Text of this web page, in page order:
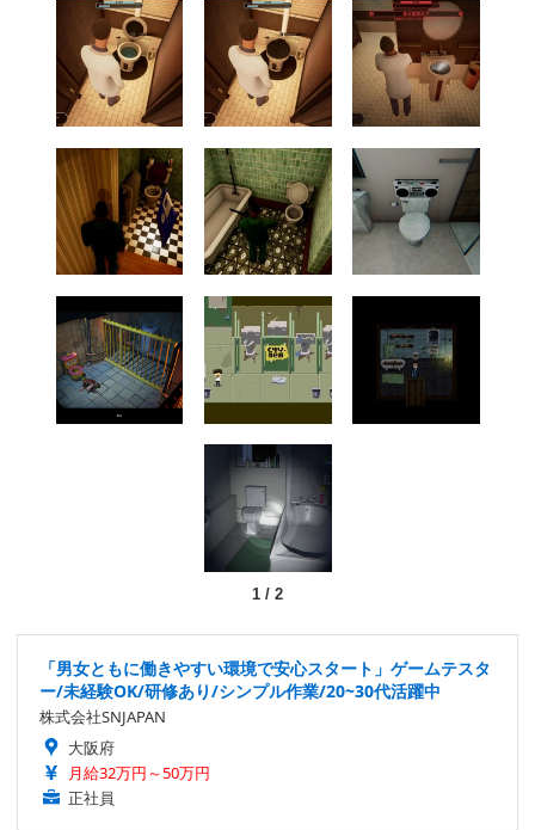
1/ 2
「男女ともに働きやすい環境で安心スタート」ゲームテスタ
ー/未経験OK/研修あり/シンプル作業/20~30代活躍中
株式会社SNJAPAN
大阪府
月給32万円～50万円
正社員